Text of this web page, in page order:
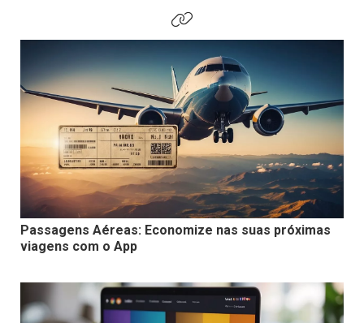
Passagens Aéreas: Economize nas suas próximas
viagens com o App